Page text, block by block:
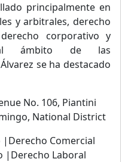
principalmente en
y arbitrales, derecho
corporativo y
al ámbito de las
se ha destacado
No. 106, Piantini
National District
Comercial
|Derecho Laboral